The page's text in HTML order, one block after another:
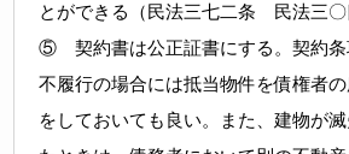
とができる（民法三七二条 民法三〇
⑤ 契約書は公正証書にする。契約条
不履行の場合には抵当物件を債権者
をしておいても良い。また、建物が